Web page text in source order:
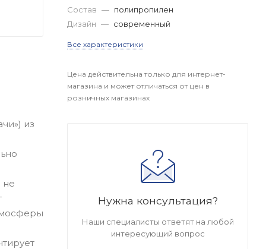
из
не
Состав — полипропилен
Дизайн — современный
Все характеристики
Цена действительна только для интернет-
магазина и может отличаться от цен в
розничных магазинах
Нужна консультация?
Наши специалисты ответят на любой
интересующий вопрос